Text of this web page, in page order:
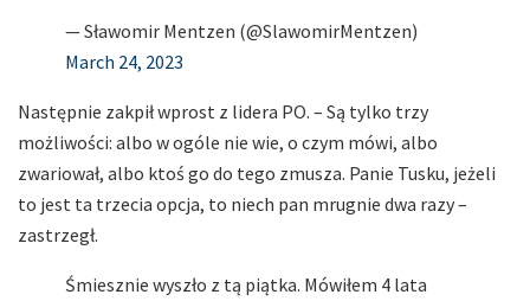
— Sławomir Mentzen (@SlawomirMentzen)
March 24, 2023
Następnie zakpił wprost z lidera PO. – Są tylko trzy
możliwości: albo w ogóle nie wie, o czym mówi, albo
zwariował, albo ktoś go do tego zmusza. Panie Tusku, jeżeli
to jest ta trzecia opcja, to niech pan mrugnie dwa razy –
zastrzegł.
Śmiesznie wyszło z tą piątka. Mówiłem 4 lata